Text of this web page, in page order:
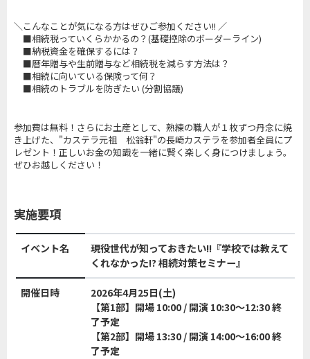
＼こんなことが気になる方はぜひご参加ください!! ／
■相続税っていくらかかるの？(基礎控除のボーダーライン)
■納税資金を確保するには？
■暦年贈与や生前贈与など相続税を減らす方法は？
■相続に向いている保険って何？
■相続のトラブルを防ぎたい (分割協議)
参加費は無料！さらにお土産として、熟練の職人が１枚ずつ丹念に焼
き上げた、"カステラ元祖 松翁軒"の長崎カステラを参加者全員にプ
レゼント！正しいお金の知識を一緒に賢く楽しく身につけましょう。
ぜひお越しください！
実施要項
イベント名
現役世代が知っておきたい!!『学校では教えて
くれなかった!? 相続対策セミナー』
開催日時
2026年4月25日(土)
【第1部】開場 10:00 / 開演 10:30～12:30 終
了予定
【第2部】開場 13:30 / 開演 14:00～16:00 終
了予定